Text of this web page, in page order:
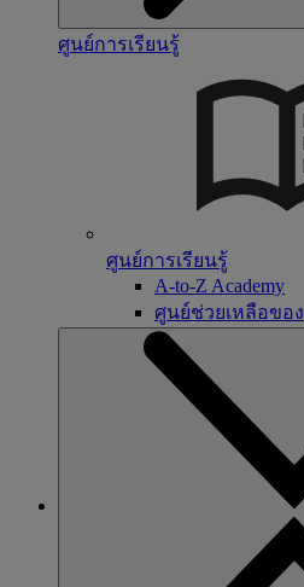
ศูนย์การเรียนรู้
ศูนย์การเรียนรู้
A-to-Z Academy
ศูนย์ช่วยเหลือของ